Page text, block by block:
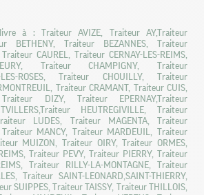
à : Traiteur AVIZE, Traiteur AY,Traiteur
BETHENY, Traiteur BEZANNES, Traiteur
Traiteur CAUREL, Traiteur CERNAY-LES-REIMS,
Traiteur CHAMPIGNY, Traiteur
LES-ROSES, Traiteur CHOUILLY, Traiteur
Traiteur CRAMANT, Traiteur CUIS,
DIZY, Traiteur EPERNAY,Traiteur
HEUTREGIVILLE, Traiteur
Traiteur LUDES, Traiteur MAGENTA, Traiteur
Traiteur MANCY, Traiteur MARDEUIL, Traiteur
MUIZON, Traiteur OIRY, Traiteur ORMES,
REIMS, Traiteur PEVY, Traiteur PIERRY, Traiteur
Traiteur RILLY-LA-MONTAGNE, Traiteur
Traiteur SAINT-LEONARD,SAINT-THIERRY,
SUIPPES, Traiteur TAISSY, Traiteur THILLOIS,